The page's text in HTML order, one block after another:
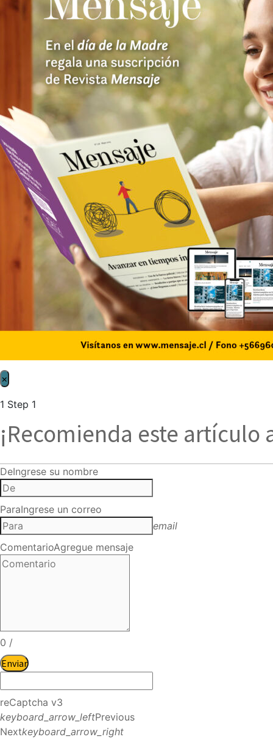
×
1 Step 1
¡Recomienda este artículo
DeIngrese su nombre
ParaIngrese un correo
email
ComentarioAgregue mensaje
0 /
Enviar
reCaptcha v3
keyboard_arrow_leftPrevious
Nextkeyboard_arrow_right